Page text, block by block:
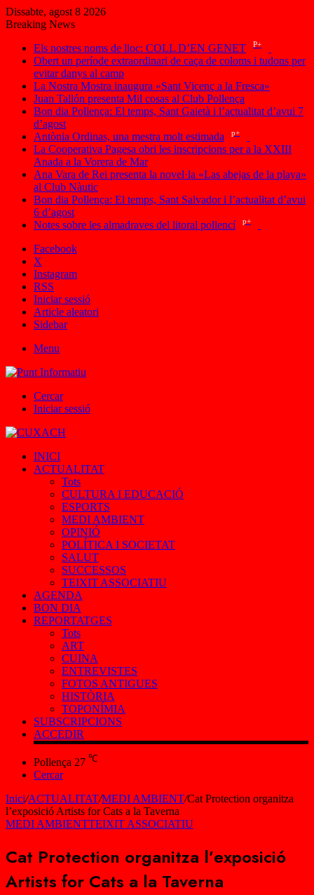
Dissabte, agost 8 2026
Breaking News
Els nostres noms de lloc: COLL D’EN GENET
P+
Obert un període extraordinari de caça de coloms i tudons per
evitar danys al camp
La Nostra Mostra inaugura «Sant Vicenç a la Fresca»
Juan Tallón presenta Mil cosas al Club Pollença
Bon dia Pollença: El temps, Sant Gaietà i l’actualitat d’avui 7
d’agost
Antònia Ordinas, una mestra molt estimada
p+
La Cooperativa Pagesa obri les inscripcions per a la XXIII
Anada a la Vorera de Mar
Ana Vara de Rei presenta la novel·la «Las abejas de la playa»
al Club Nàutic
Bon dia Pollença: El temps, Sant Salvador i l’actualitat d’avui
6 d’agost
Notes sobre les almadraves del litoral pollencí
p+
Facebook
X
Instagram
RSS
Iniciar sessió
Article aleatori
Sidebar
Menu
Cercar
Iniciar sessió
INICI
ACTUALITAT
Tots
CULTURA I EDUCACIÓ
ESPORTS
MEDI AMBIENT
OPINIÓ
POLÍTICA I SOCIETAT
SALUT
SUCCESSOS
TEIXIT ASSOCIATIU
AGENDA
BON DIA
REPORTATGES
Tots
ART
CUINA
ENTREVISTES
FOTOS ANTIGUES
HISTÒRIA
TOPONÍMIA
SUBSCRIPCIONS
ACCEDIR
Pollença 27 ℃
Cercar
Inici/ACTUALITAT/MEDI AMBIENT/Cat Protection organitza
l’exposició Artists for Cats a la Taverna
MEDI AMBIENTTEIXIT ASSOCIATIU
Cat Protection organitza l’exposició
Artists for Cats a la Taverna